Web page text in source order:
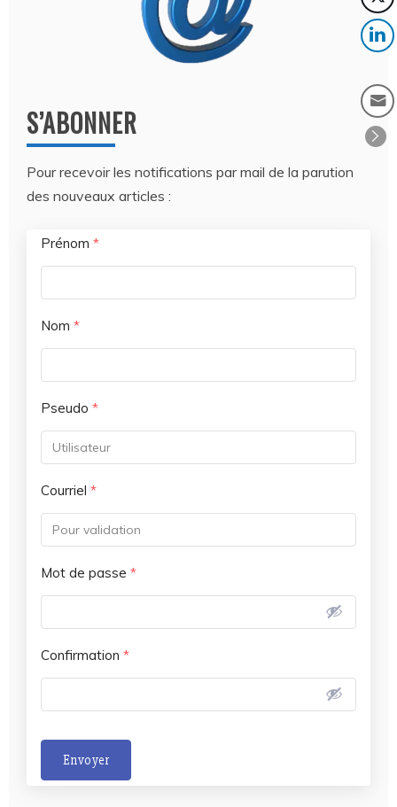
S’ABONNER
Pour recevoir les notifications par mail de la parution
des nouveaux articles :
Prénom *
Nom *
Pseudo *
Courriel *
Mot de passe *
Confirmation *
Envoyer